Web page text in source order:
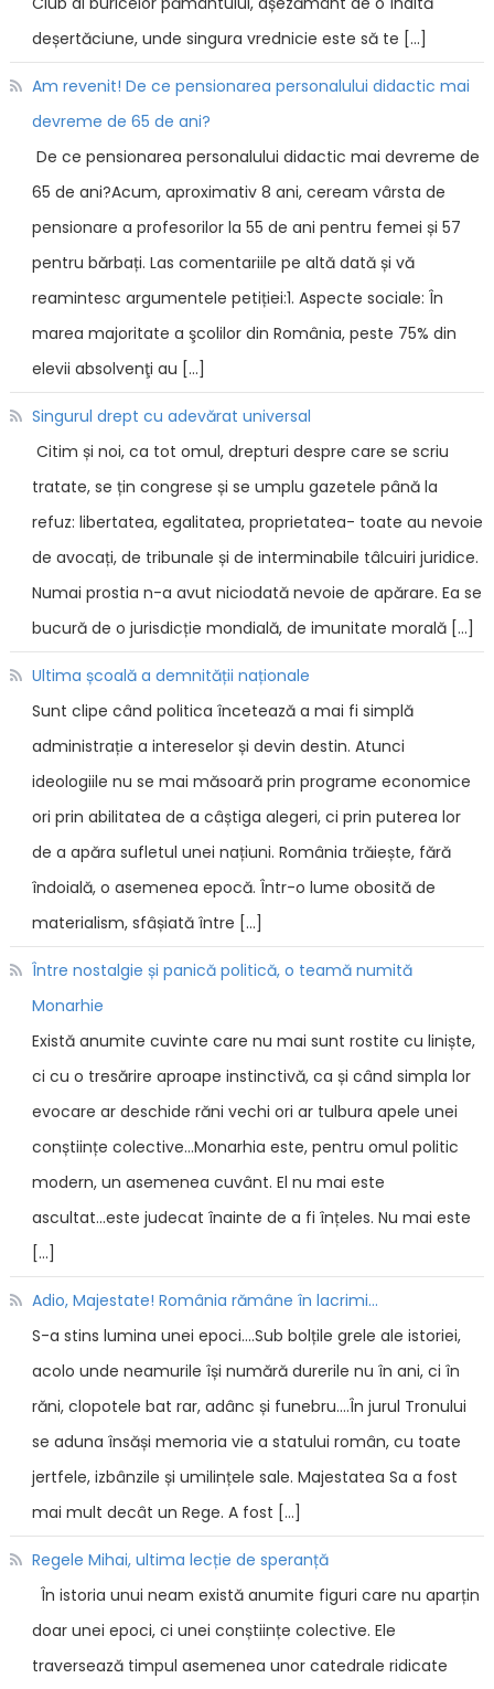
deșertăciune, unde singura vrednicie este să te […]
Am revenit! De ce pensionarea personalului didactic mai
devreme de 65 de ani?
De ce pensionarea personalului didactic mai devreme de
65 de ani?Acum, aproximativ 8 ani, ceream vârsta de
pensionare a profesorilor la 55 de ani pentru femei și 57
pentru bărbați. Las comentariile pe altă dată și vă
reamintesc argumentele petiției:1. Aspecte sociale: În
marea majoritate a şcolilor din România, peste 75% din
elevii absolvenţi au […]
Singurul drept cu adevărat universal
Citim și noi, ca tot omul, drepturi despre care se scriu
tratate, se țin congrese și se umplu gazetele până la
refuz: libertatea, egalitatea, proprietatea- toate au nevoie
de avocați, de tribunale și de interminabile tâlcuiri juridice.
Numai prostia n-a avut niciodată nevoie de apărare. Ea se
bucură de o jurisdicție mondială, de imunitate morală […]
Ultima școală a demnității naționale
Sunt clipe când politica încetează a mai fi simplă
administrație a intereselor și devin destin. Atunci
ideologiile nu se mai măsoară prin programe economice
ori prin abilitatea de a câștiga alegeri, ci prin puterea lor
de a apăra sufletul unei națiuni. România trăiește, fără
îndoială, o asemenea epocă. Într-o lume obosită de
materialism, sfâșiată între […]
Între nostalgie și panică politică, o teamă numită
Monarhie
Există anumite cuvinte care nu mai sunt rostite cu liniște,
ci cu o tresărire aproape instinctivă, ca și când simpla lor
evocare ar deschide răni vechi ori ar tulbura apele unei
conștiințe colective...Monarhia este, pentru omul politic
modern, un asemenea cuvânt. El nu mai este
ascultat...este judecat înainte de a fi înțeles. Nu mai este
[…]
Adio, Majestate! România rămâne în lacrimi...
S-a stins lumina unei epoci....Sub bolțile grele ale istoriei,
acolo unde neamurile își numără durerile nu în ani, ci în
răni, clopotele bat rar, adânc și funebru....În jurul Tronului
se aduna însăși memoria vie a statului român, cu toate
jertfele, izbânzile și umilințele sale. Majestatea Sa a fost
mai mult decât un Rege. A fost […]
Regele Mihai, ultima lecție de speranță
În istoria unui neam există anumite figuri care nu aparțin
doar unei epoci, ci unei conștiințe colective. Ele
traversează timpul asemenea unor catedrale ridicate